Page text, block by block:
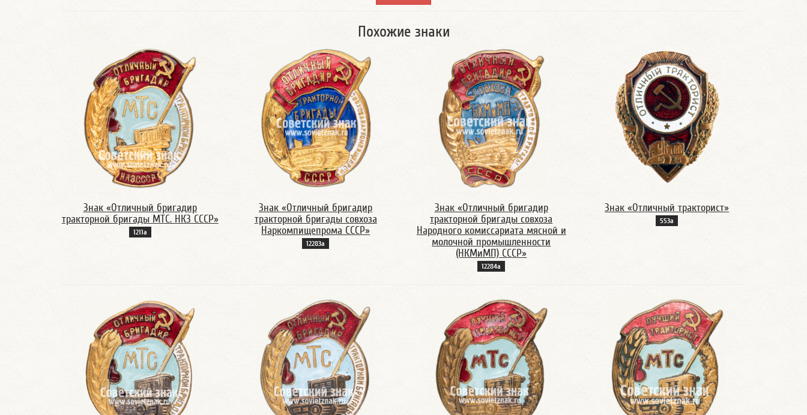
Похожие знаки
Знак «Отличный бригадир
тракторной бригады МТС. НКЗ СССР»
1211а
Знак «Отличный бригадир
тракторной бригады совхоза
Наркомпищепрома СССР»
12283а
Знак «Отличный бригадир
тракторной бригады совхоза
Народного комиссариата мясной и
молочной промышленности
(НКМиМП) СССР»
12284а
Знак «Отличный тракторист»
553а